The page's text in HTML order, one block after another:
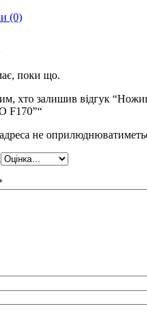
(0)
поки що.
хто залишив відгук
F170”“
не